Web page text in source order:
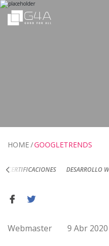
HOME GOOGLETRENDS
DESARROLLO WEB DISEÑO WEB
Webmaster 9 Abr 2020